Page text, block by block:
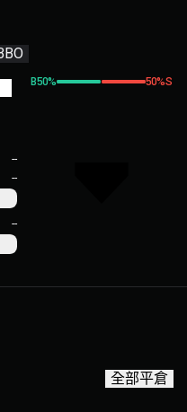
--
--
--
B50% 50%S
全部平倉